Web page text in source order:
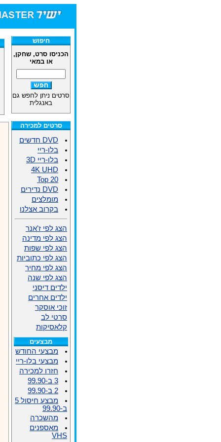
חיפוש
הכניסו סרט, שחקן,
או במאי
סרטים ניתן לחפש גם
באנגלית
סרטים למכירה
DVD חדשים
בלו-ריי
בלו-ריי 3D
4K UHD
Top 20
DVD נדירים
מומלצים
בקרוב אצלנו
הצג לפי ז'אנר
הצג לפי מדינה
הצג לפי שפות
הצג לפי כתוביות
הצג לפי מחיר
הצג לפי שנה
ילדים דיסני
ילדים אחרים
זוכי אוסקר
סרטי לב
קלאסיקות
מבצעים
מבצעי החודש
מבצעי בלו-ריי
חזרו למכירה
3 ב-99.90
2 ב-99.90
מבצע חיסול 5
ב-99.90
מהשכרה
מאספנים
VHS